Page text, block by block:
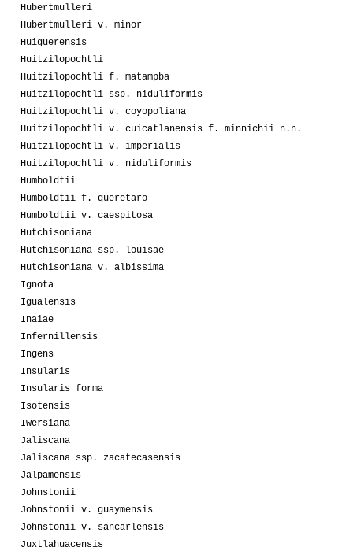
Hubertmulleri
Hubertmulleri v. minor
Huiguerensis
Huitzilopochtli
Huitzilopochtli f. matampba
Huitzilopochtli ssp. niduliformis
Huitzilopochtli v. coyopoliana
Huitzilopochtli v. cuicatlanensis f. minnichii n.n.
Huitzilopochtli v. imperialis
Huitzilopochtli v. niduliformis
Humboldtii
Humboldtii f. queretaro
Humboldtii v. caespitosa
Hutchisoniana
Hutchisoniana ssp. louisae
Hutchisoniana v. albissima
Ignota
Igualensis
Inaiae
Infernillensis
Ingens
Insularis
Insularis forma
Isotensis
Iwersiana
Jaliscana
Jaliscana ssp. zacatecasensis
Jalpamensis
Johnstonii
Johnstonii v. guaymensis
Johnstonii v. sancarlensis
Juxtlahuacensis